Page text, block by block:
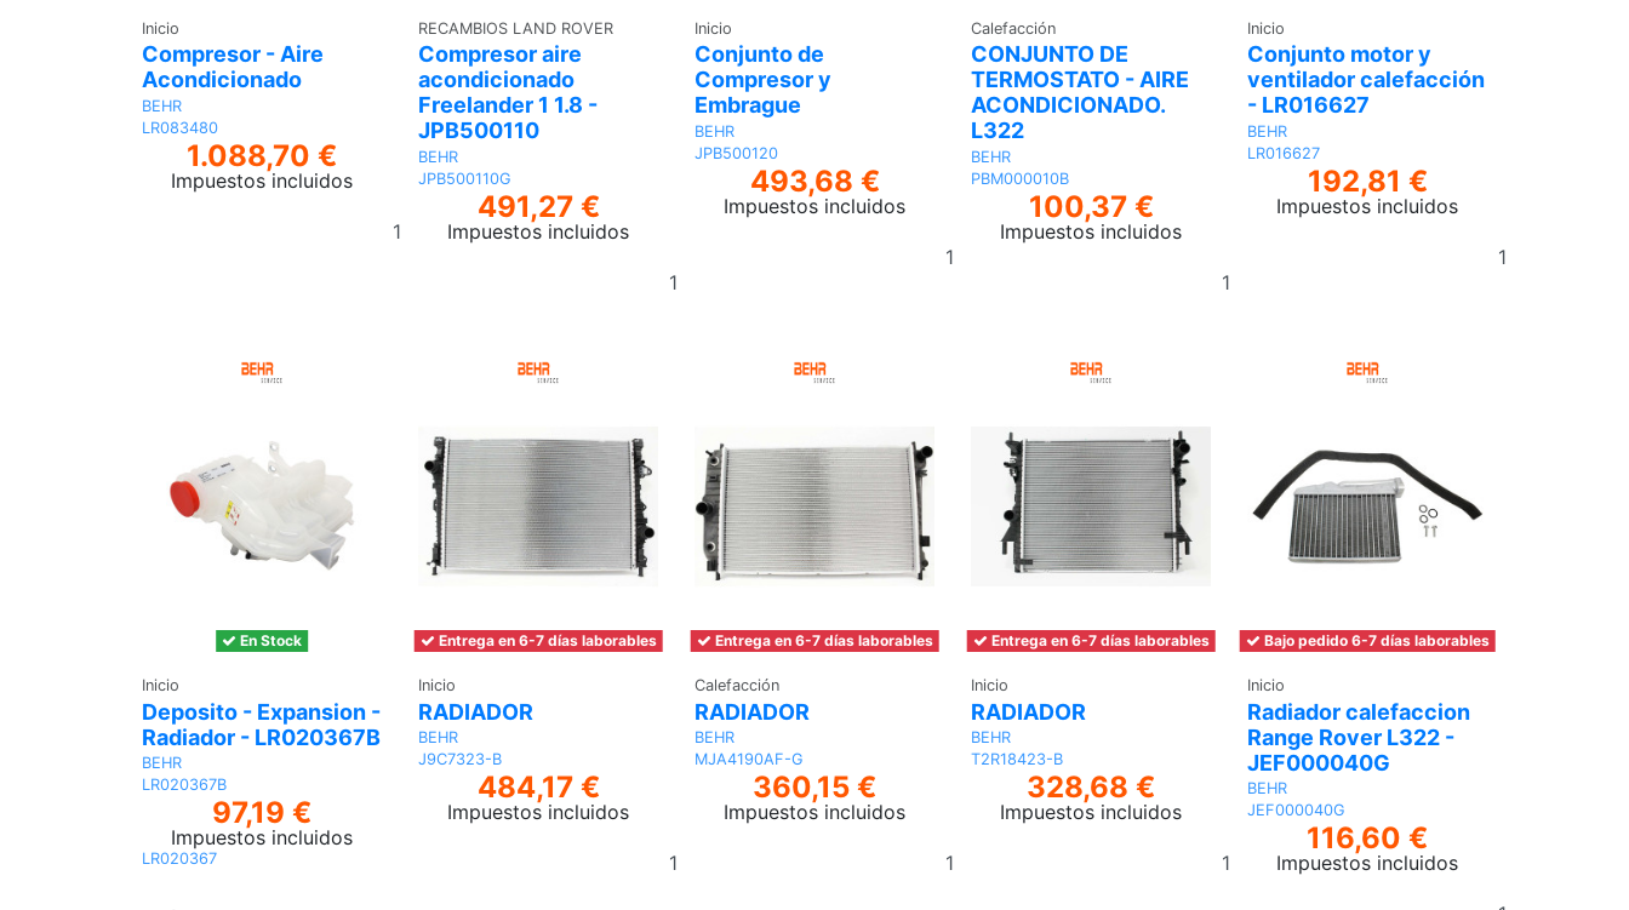
Inicio
Compresor - Aire
Acondicionado
BEHR
LR083480
1.088,70 €
Impuestos incluidos
Añadir
al
RECAMBIOS LAND ROVER
Compresor aire
acondicionado
Freelander 1 1.8 -
JPB500110
BEHR
JPB500110G
491,27 €
Impuestos incluidos
Inicio
Conjunto de
Compresor y
Embrague
BEHR
JPB500120
493,68 €
Impuestos incluidos
Añadir
Calefacción
CONJUNTO DE
TERMOSTATO - AIRE
ACONDICIONADO.
L322
BEHR
PBM000010B
100,37 €
Impuestos incluidos
Inicio
Conjunto motor y
ventilador calefacción
- LR016627
BEHR
LR016627
192,81 €
Impuestos incluidos
En Stock
Inicio
Deposito - Expansion -
Radiador - LR020367B
BEHR
LR020367B
97,19 €
Impuestos incluidos
LR020367
Entrega en 6-7 días laborables
Inicio
RADIADOR
BEHR
J9C7323-B
484,17 €
Impuestos incluidos
Entrega en 6-7 días laborables
Calefacción
RADIADOR
BEHR
MJA4190AF-G
360,15 €
Impuestos incluidos
Entrega en 6-7 días laborables
Inicio
RADIADOR
BEHR
T2R18423-B
328,68 €
Impuestos incluidos
Añadir
al
Bajo pedido 6-7 días laborables
Inicio
Radiador calefaccion
Range Rover L322 -
JEF000040G
BEHR
JEF000040G
116,60 €
Impuestos incluidos